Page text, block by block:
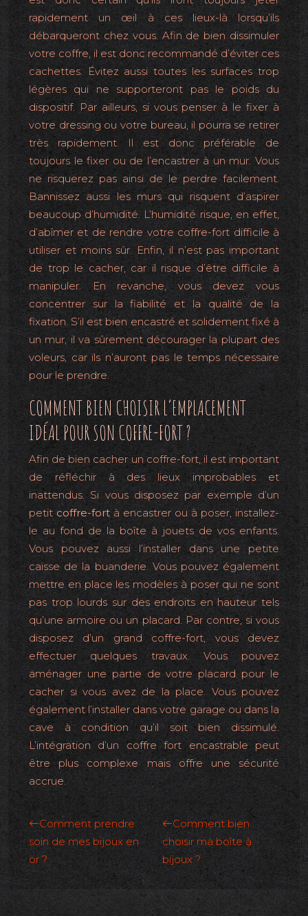
rapidement un œil à ces lieux-là lorsqu’ils
débarqueront chez vous. Afin de bien dissimuler
votre coffre, il est donc recommandé d’éviter ces
cachettes. Évitez aussi toutes les surfaces trop
légères qui ne supporteront pas le poids du
dispositif. Par ailleurs, si vous penser à le fixer à
votre dressing ou votre bureau, il pourra se retirer
très rapidement. Il est donc préférable de
toujours le fixer ou de l’encastrer à un mur. Vous
ne risquerez pas ainsi de le perdre facilement.
Bannissez aussi les murs qui risquent d’aspirer
beaucoup d’humidité. L’humidité risque, en effet,
d’abîmer et de rendre votre coffre-fort difficile à
utiliser et moins sûr. Enfin, il n’est pas important
de trop le cacher, car il risque d’être difficile à
manipuler. En revanche, vous devez vous
concentrer sur la fiabilité et la qualité de la
fixation. S’il est bien encastré et solidement fixé à
un mur, il va sûrement décourager la plupart des
voleurs, car ils n’auront pas le temps nécessaire
pour le prendre.
COMMENT BIEN CHOISIR L’EMPLACEMENT
IDÉAL POUR SON COFFRE-FORT ?
Afin de bien cacher un coffre-fort, il est important
de réfléchir à des lieux improbables et
inattendus. Si vous disposez par exemple d’un
petit coffre-fort à encastrer ou à poser, installez-
le au fond de la boîte à jouets de vos enfants.
Vous pouvez aussi l’installer dans une petite
caisse de la buanderie. Vous pouvez également
mettre en place les modèles à poser qui ne sont
pas trop lourds sur des endroits en hauteur tels
qu’une armoire ou un placard. Par contre, si vous
disposez d’un grand coffre-fort, vous devez
effectuer quelques travaux. Vous pouvez
aménager une partie de votre placard pour le
cacher si vous avez de la place. Vous pouvez
également l’installer dans votre garage ou dans la
cave à condition qu’il soit bien dissimulé.
L’intégration d’un coffre fort encastrable peut
être plus complexe mais offre une sécurité
accrue.
Comment prendre
soin de mes bijoux en
or ?
Comment bien
choisir ma boîte à
bijoux ?